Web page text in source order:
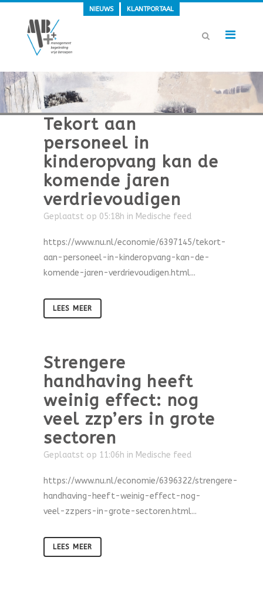
NIEUWS KLANTPORTAAL
Tekort aan
personeel in
kinderopvang kan de
komende jaren
verdrievoudigen
Geplaatst op 05:18h in Medische feed
https://www.nu.nl/economie/6397145/tekort-
aan-personeel-in-kinderopvang-kan-de-
komende-jaren-verdrievoudigen.html...
LEES MEER
Strengere
handhaving heeft
weinig effect: nog
veel zzp’ers in grote
sectoren
Geplaatst op 11:06h in Medische feed
https://www.nu.nl/economie/6396322/strengere-
handhaving-heeft-weinig-effect-nog-
veel-zzpers-in-grote-sectoren.html...
LEES MEER